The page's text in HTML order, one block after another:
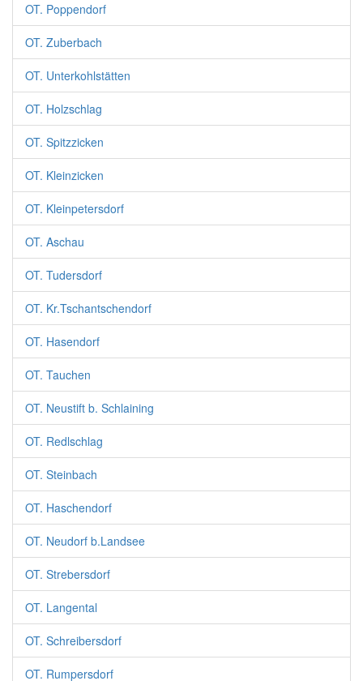
OT. Poppendorf
OT. Zuberbach
OT. Unterkohlstätten
OT. Holzschlag
OT. Spitzzicken
OT. Kleinzicken
OT. Kleinpetersdorf
OT. Aschau
OT. Tudersdorf
OT. Kr.Tschantschendorf
OT. Hasendorf
OT. Tauchen
OT. Neustift b. Schlaining
OT. Redlschlag
OT. Steinbach
OT. Haschendorf
OT. Neudorf b.Landsee
OT. Strebersdorf
OT. Langental
OT. Schreibersdorf
OT. Rumpersdorf